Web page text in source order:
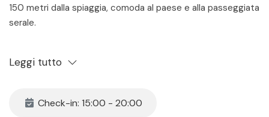
150 metri dalla spiaggia, comoda al paese e alla passeggiata
serale.
villetta a schiera, arredato con gusto in autentico stile
divano – camera matrimoniale – seconda camera con letto
Leggi tutto
Check-in: 15:00 - 20:00